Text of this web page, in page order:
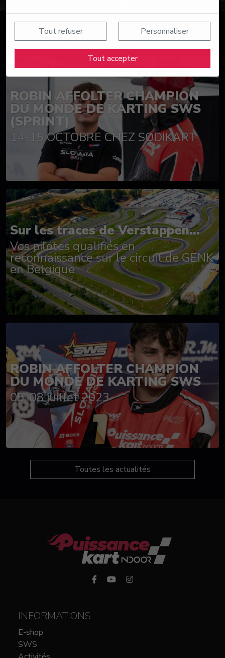
Tout refuser Personnaliser
Tout accepter
Suivez nos actualités
ROBIN AFFOLTER CHAMPION
DU MONDE DE KARTING SWS
(SPRINT)
14-15 OCTOBRE CHEZ SODIKART
Sur les traces de Verstappen...
Vos pilotes qualifiés en
reconnaissance sur le circuit de GENK
en Belgique
ROBIN AFFOLTER CHAMPION
DU MONDE DE KARTING SWS
05-08 juillet 2023
Toutes les actualités
INFORMATIONS
E-shop
SWS